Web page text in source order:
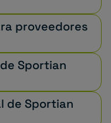
proveedores
Sportian
de Sportian